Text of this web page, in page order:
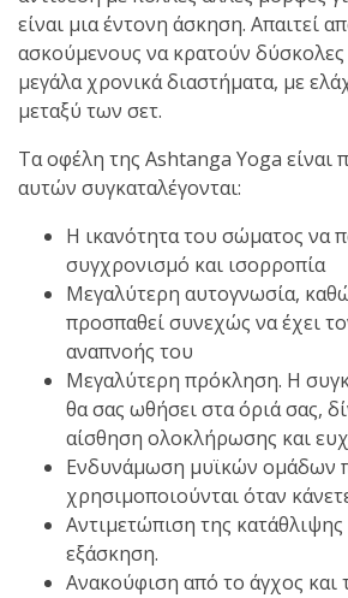
επιτυχία
πραγματοποιήθηκε το
κλειστό σεμινάριο
Brazilian Jiu-Jitsu με τον
Grand Master Reyson
Gracie στο Fight Club
Galatsi!
Ο
Κορυφαίος
Βραζιλιάνος προπονητής
Reyson Gracie Red Belt 9th
Degree, σε σεμινάριο BJJ
για λίγους, στο Fight Club
Galatsi..!
είναι μια έντονη άσκηση. Απαιτεί
ασκούμενους να κρατούν δύσκολες
μεγάλα χρονικά διαστήματα, με
μεταξύ των σετ.
Τα οφέλη της Ashtanga Yoga είναι
αυτών συγκαταλέγονται:
Η ικανότητα του σώματος να
συγχρονισμό και ισορροπία
Μεγαλύτερη αυτογνωσία,
προσπαθεί συνεχώς να έχει
αναπνοής του
Μεγαλύτερη πρόκληση. Η
θα σας ωθήσει στα όριά σας,
αίσθηση ολοκλήρωσης και
Ενδυνάμωση μυϊκών ομάδων
χρησιμοποιούνται όταν
Αντιμετώπιση της κατάθλιψης
εξάσκηση.
Ανακούφιση από το άγχος και